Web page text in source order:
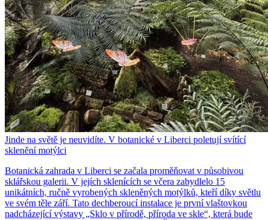
Jinde na světě je neuvidíte. V botanické v Liberci poletují svítící
sklenění motýlci
Botanická zahrada v Liberci se začala proměňovat v působivou
sklářskou galerii. V jejích sklenících se včera zabydlelo 15
unikátních, ručně vyrobených skleněných motýlků, kteří díky světlu
ve svém těle září. Tato dechberoucí instalace je první vlaštovkou
nadcházející výstavy „Sklo v přírodě, příroda ve skle“, která bude